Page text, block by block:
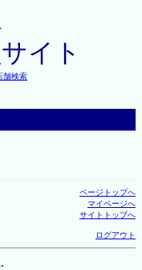
イト
舗検索
ページトップへ
マイページへ
サイトトップへ
ログアウト